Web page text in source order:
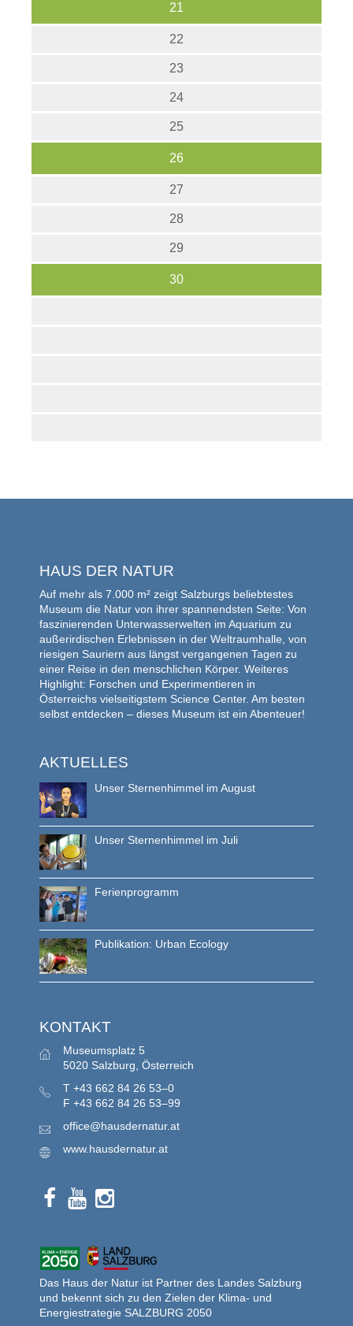
21
22
23
24
25
26
27
28
29
30
HAUS DER NATUR
Auf mehr als 7.000 m² zeigt Salzburgs beliebtestes
Museum die Natur von ihrer spannendsten Seite: Von
faszinierenden Unterwasserwelten im Aquarium zu
außerirdischen Erlebnissen in der Weltraumhalle, von
riesigen Sauriern aus längst vergangenen Tagen zu
einer Reise in den menschlichen Körper. Weiteres
Highlight: Forschen und Experimentieren in
Österreichs vielseitigstem Science Center. Am besten
selbst entdecken – dieses Museum ist ein Abenteuer!
AKTUELLES
Unser Sternenhimmel im August
Unser Sternenhimmel im Juli
Ferienprogramm
Publikation: Urban Ecology
KONTAKT
Museumsplatz 5
5020 Salzburg, Österreich
T +43 662 84 26 53–0
F +43 662 84 26 53–99
office@hausdernatur.at
www.hausdernatur.at
Das Haus der Natur ist Partner des Landes Salzburg
und bekennt sich zu den Zielen der Klima- und
Energiestrategie SALZBURG 2050